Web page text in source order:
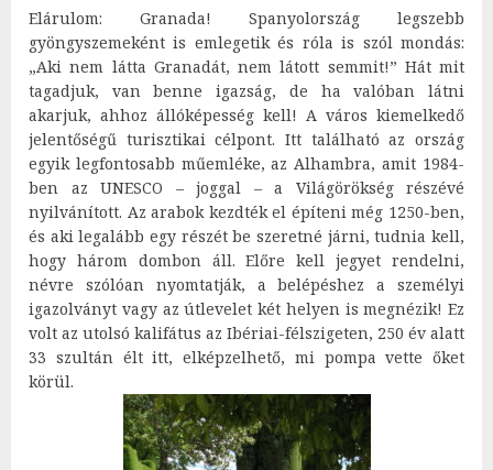
Elárulom: Granada! Spanyolország legszebb
gyöngyszemeként is emlegetik és róla is szól mondás:
„Aki nem látta Granadát, nem látott semmit!” Hát mit
tagadjuk, van benne igazság, de ha valóban látni
akarjuk, ahhoz állóképesség kell! A város kiemelkedő
jelentőségű turisztikai célpont. Itt található az ország
egyik legfontosabb műemléke, az Alhambra, amit 1984-
ben az UNESCO – joggal – a Világörökség részévé
nyilvánított. Az arabok kezdték el építeni még 1250-ben,
és aki legalább egy részét be szeretné járni, tudnia kell,
hogy három dombon áll. Előre kell jegyet rendelni,
névre szólóan nyomtatják, a belépéshez a személyi
igazolványt vagy az útlevelet két helyen is megnézik! Ez
volt az utolsó kalifátus az Ibériai-félszigeten, 250 év alatt
33 szultán élt itt, elképzelhető, mi pompa vette őket
körül.